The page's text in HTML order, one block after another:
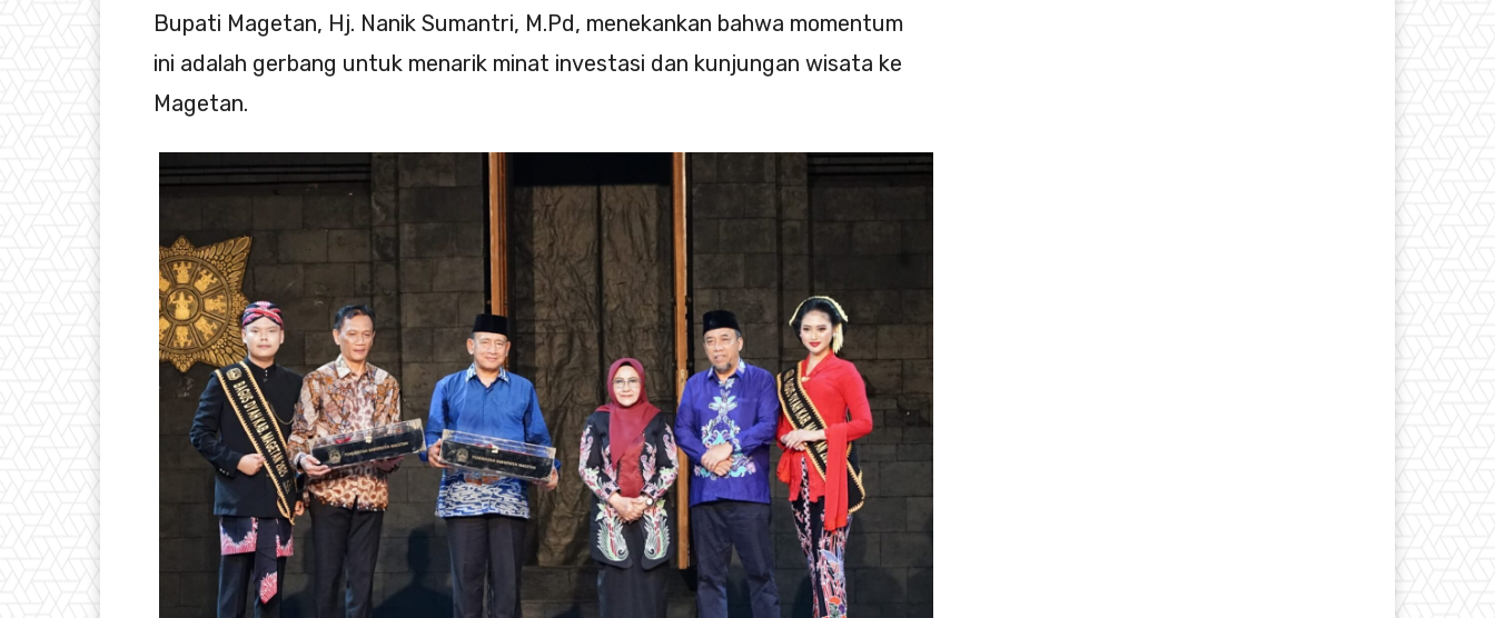
Bupati Magetan, Hj. Nanik Sumantri, M.Pd, menekankan bahwa momentum
ini adalah gerbang untuk menarik minat investasi dan kunjungan wisata ke
Magetan.